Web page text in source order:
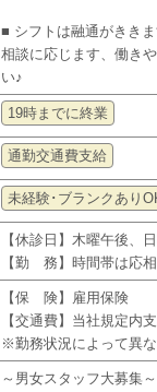
■ シフトは融通がきき
相談に応じます、働き
い♪
19時までに終業
通勤交通費支給
未経験･ブランクあり
【休診日】木曜午後、
【勤 務】時間帯は応
【保 険】雇用保険
【交通費】当社規定内
※勤務状況によって異な
～男女スタッフ大募集～